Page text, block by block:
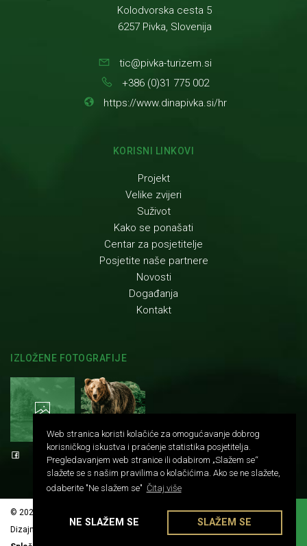
Web stranica koristi kolačiće za omogućavanje dobrog
korisničkog iskustva i praćenje statistika posjetitelja.
Pregledavanjem web stranice ili odabirom „Slažem se“
slažete se s našim pravilima o kolačićima. Ako se ne slažete,
odaberite "Ne slažem se" Čitaj više
NE SLAŽEM SE SLAŽEM SE
Kolodvorska cesta 5
6257 Pivka, Slovenija
tic@pivka-turizem.si
+386 (0)31 775 002
https://www.dinapivka.si/hr
KORISNI LINKOVI
Projekt
Velike zvijeri
Suživot
Kako se ponašati
Centar za posjetitelje
Posjetite naše partnere
Novosti
Događanja
Kontakt
IZLOŽENE FOTOGRAFIJE
© 2026 Center Dina. Sva prava pridržana.
Dizajn i programiranje: